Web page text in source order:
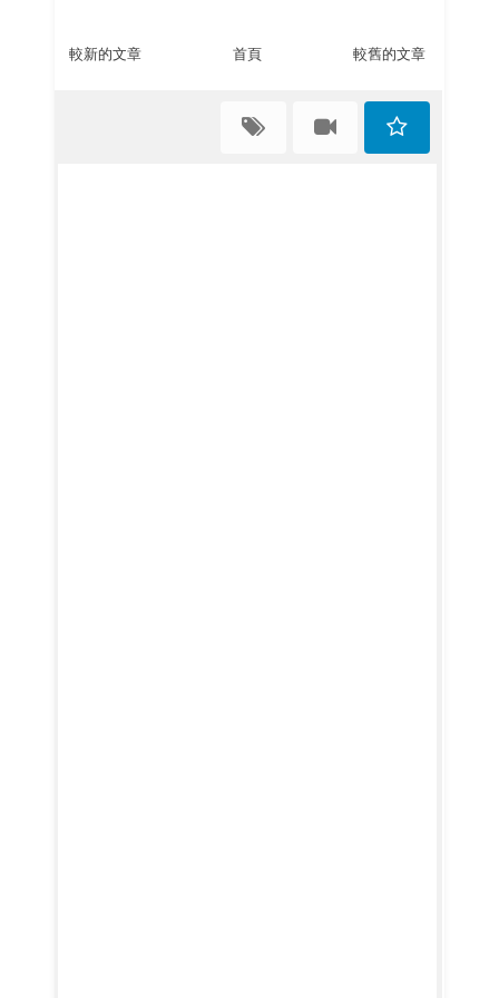
較新的文章 較舊的文章
首頁